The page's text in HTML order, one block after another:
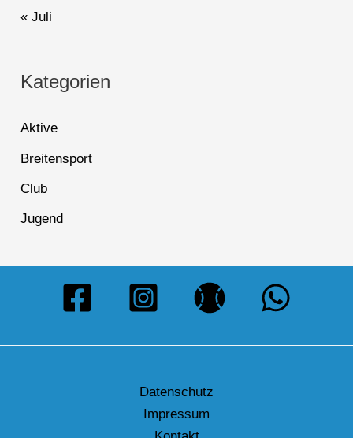
« Juli
Kategorien
Aktive
Breitensport
Club
Jugend
Datenschutz
Impressum